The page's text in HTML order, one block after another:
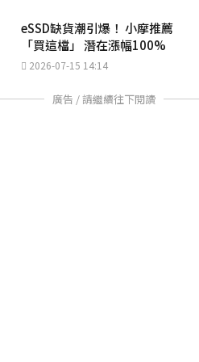
eSSD缺貨潮引爆！ 小摩推薦
「買這檔」 潛在漲幅100%
2026-07-15 14:14
廣告 / 請繼續往下閱讀